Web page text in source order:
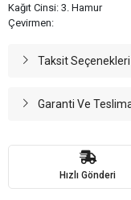
Kağıt Cinsi: 3. Hamur
Çevirmen:
Taksit Seçenekleri
Garanti Ve
Hızlı Gönderi